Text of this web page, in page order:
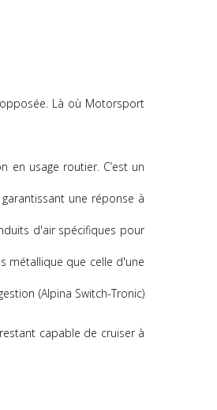
Là où Motorsport
usage routier. C’est un
une réponse à
d'air spécifiques pour
métallique que celle d'une
(Alpina Switch-Tronic)
capable de cruiser à